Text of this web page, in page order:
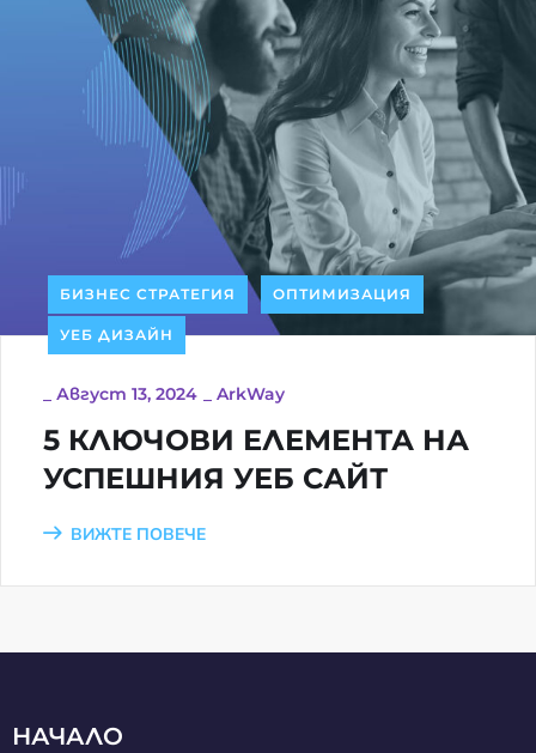
БИЗНЕС СТРАТЕГИЯ ОПТИМИЗАЦИЯ
УЕБ ДИЗАЙН
Август 13, 2024 ArkWay
5 КЛЮЧОВИ ЕЛЕМЕНТА НА
УСПЕШНИЯ УЕБ САЙТ
ВИЖТЕ ПОВЕЧЕ
НАЧАЛО